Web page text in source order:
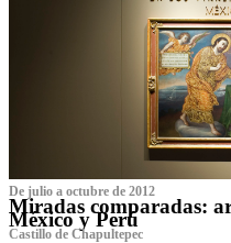
De julio a octubre de 2012
Miradas comparadas:
México y Perú
Castillo de Chapultepec